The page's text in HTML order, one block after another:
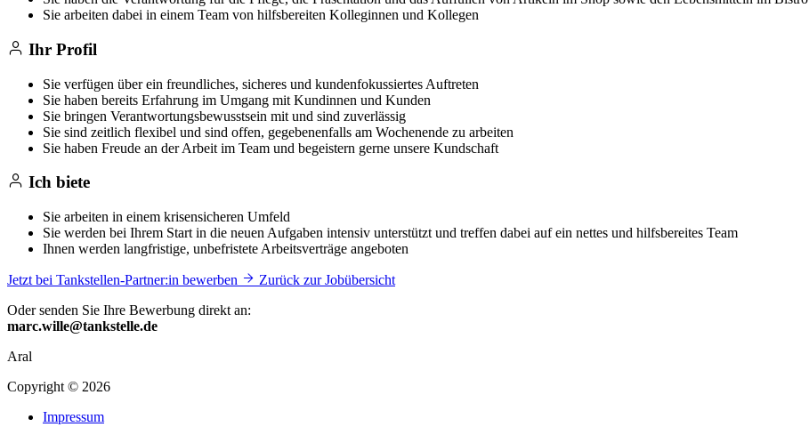
Sie arbeiten dabei in einem Team von hilfsbereiten Kolleginnen und Kollegen
Ihr Profil
Sie verfügen über ein freundliches, sicheres und kundenfokussiertes Auftreten
Sie haben bereits Erfahrung im Umgang mit Kundinnen und Kunden
Sie bringen Verantwortungsbewusstsein mit und sind zuverlässig
Sie sind zeitlich flexibel und sind offen, gegebenenfalls am Wochenende zu arbeiten
Sie haben Freude an der Arbeit im Team und begeistern gerne unsere Kundschaft
Ich biete
Sie arbeiten in einem krisensicheren Umfeld
Sie werden bei Ihrem Start in die neuen Aufgaben intensiv unterstützt und treffen dabei auf ein nettes und hilfsbereites Team
Ihnen werden langfristige, unbefristete Arbeitsverträge angeboten
Jetzt bei Tankstellen-Partner:in bewerben
Zurück zur Jobübersicht
Oder senden Sie Ihre Bewerbung direkt an:
marc.wille@tankstelle.de
Aral
Copyright © 2026
Impressum